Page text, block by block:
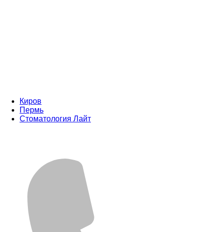
Киров
Пермь
Стоматология Лайт